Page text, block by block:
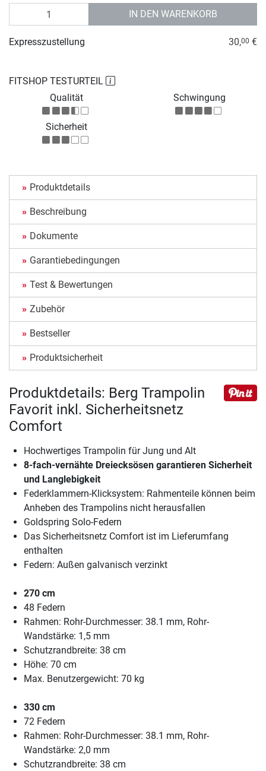
IN DEN WARENKORB
FITSHOP TESTURTEIL
Qualität
Schwingung
Sicherheit
Expresszustellung 30,00 €
Produktdetails
Beschreibung
Dokumente
Garantiebedingungen
Test & Bewertungen
Zubehör
Bestseller
Produktsicherheit
Produktdetails: Berg Trampolin
Favorit inkl. Sicherheitsnetz
Comfort
Hochwertiges Trampolin für Jung und Alt
8-fach-vernähte Dreiecksösen garantieren Sicherheit
und Langlebigkeit
Federklammern-Klicksystem: Rahmenteile können beim
Anheben des Trampolins nicht herausfallen
Goldspring Solo-Federn
Das Sicherheitsnetz Comfort ist im Lieferumfang
enthalten
Federn: Außen galvanisch verzinkt
270 cm
48 Federn
Rahmen: Rohr-Durchmesser: 38.1 mm, Rohr-
Wandstärke: 1,5 mm
Schutzrandbreite: 38 cm
Höhe: 70 cm
Max. Benutzergewicht: 70 kg
330 cm
72 Federn
Rahmen: Rohr-Durchmesser: 38.1 mm, Rohr-
Wandstärke: 2,0 mm
Schutzrandbreite: 38 cm